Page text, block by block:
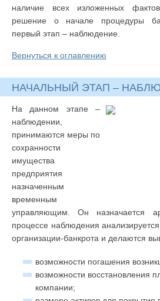
наличие всех изложенных
решение о начале процедуры
первый этап – наблюдение.
Вернуться к оглавлению
НАЧАЛЬНЫЙ ЭТАП –
На данном этапе –
наблюдении,
принимаются меры по
сохранности
имущества
предприятия
назначенным
временным
управляющим. Он назначается
процессе наблюдения
организации-банкрота и делаются
возможности погашения
возможности восстановления
компании;